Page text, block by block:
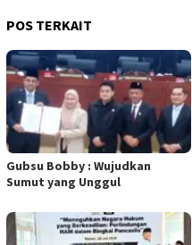
POS TERKAIT
Gubsu Bobby : Wujudkan
Sumut yang Unggul